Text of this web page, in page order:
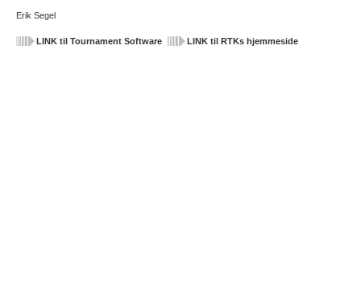
Erik Segel
LINK til Tournament Software LINK til RTKs hjemmeside